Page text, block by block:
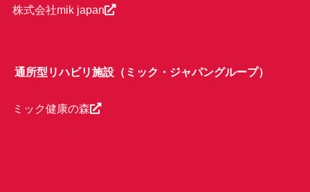
株式会社mik japan
通所型リハビリ施設（ミック・ジャパングループ）
ミック健康の森